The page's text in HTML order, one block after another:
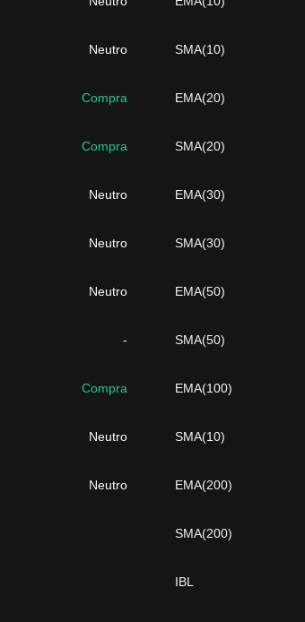
Neutro
Compra
Compra
Neutro
Neutro
Neutro
-
Compra
Neutro
Neutro
SMA(10)
EMA(20)
SMA(20)
EMA(30)
SMA(30)
EMA(50)
SMA(50)
EMA(100)
SMA(10)
EMA(200)
SMA(200)
IBL